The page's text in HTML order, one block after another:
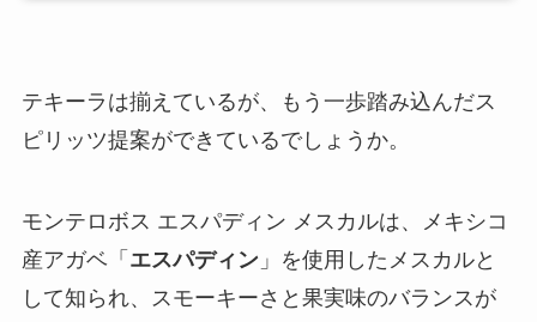
テキーラは揃えているが、もう一歩踏み込んだス
ピリッツ提案ができているでしょうか。
モンテロボス エスパディン メスカルは、メキシコ
産アガベ「 エスパディン」を使用したメスカルと
して知られ、スモーキーさと果実味のバランスが